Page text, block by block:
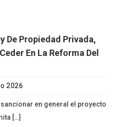
De Propiedad Privada,
En La Reforma Del
2026
en general el proyecto
[…]